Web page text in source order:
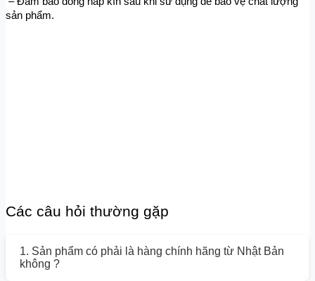
sản phẩm.
Các câu hỏi thường gặp
1. Sản phẩm có phải là hàng chính hãng từ Nhật Bản
không ?